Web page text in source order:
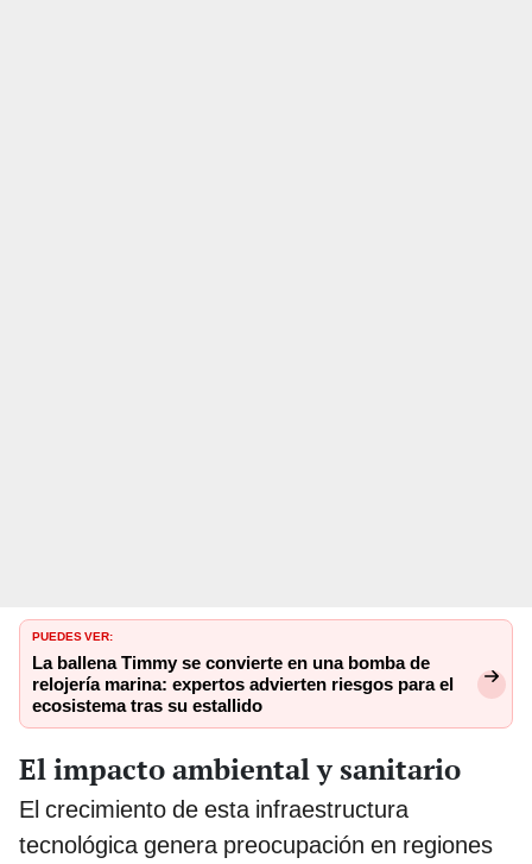
PUEDES VER:
La ballena Timmy se convierte en una bomba de
relojería marina: expertos advierten riesgos para el
ecosistema tras su estallido
El impacto ambiental y sanitario
El crecimiento de esta infraestructura
tecnológica genera preocupación en regiones